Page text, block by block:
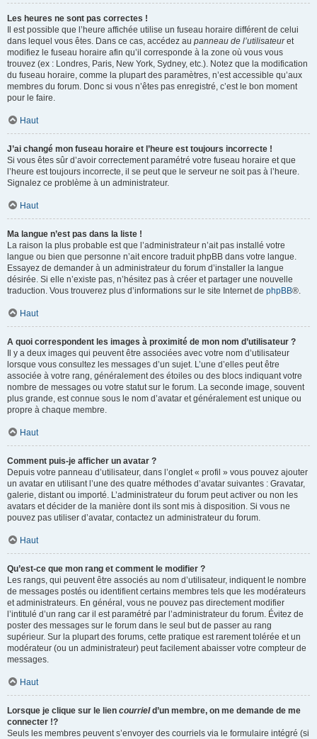
Les heures ne sont pas correctes !
Il est possible que l’heure affichée utilise un fuseau horaire différent de celui
dans lequel vous êtes. Dans ce cas, accédez au panneau de l’utilisateuret
modifiez le fuseau horaire afin qu’il corresponde à la zone où vous vous
trouvez (ex : Londres, Paris, New York, Sydney, etc.). Notez que la modification
du fuseau horaire, comme la plupart des paramètres, n’est accessible qu’aux
membres du forum. Donc si vous n’êtes pas enregistré, c’est le bon moment
pour le faire.
Haut
J’ai changé mon fuseau horaire et l’heure est toujours incorrecte !
Si vous êtes sûr d’avoir correctement paramétré votre fuseau horaire et que
l’heure est toujours incorrecte, il se peut que le serveur ne soit pas à l’heure.
Signalez ce problème à un administrateur.
Haut
Ma langue n’est pas dans la liste !
La raison la plus probable est que l’administrateur n’ait pas installé votre
langue ou bien que personne n’ait encore traduit phpBB dans votre langue.
Essayez de demander à un administrateur du forum d’installer la langue
désirée. Si elle n’existe pas, n’hésitez pas à créer et partager une nouvelle
traduction. Vous trouverez plus d’informations sur le site Internet de phpBB®.
Haut
A quoi correspondent les images à proximité de mon nom d’utilisateur ?
Il y a deux images qui peuvent être associées avec votre nom d’utilisateur
lorsque vous consultez les messages d’un sujet. L’une d’elles peut être
associée à votre rang, généralement des étoiles ou des blocs indiquant votre
nombre de messages ou votre statut sur le forum. La seconde image, souvent
plus grande, est connue sous le nom d’avatar et généralement est unique ou
propre à chaque membre.
Haut
Comment puis-je afficher un avatar ?
Depuis votre panneau d’utilisateur, dans l’onglet « profil » vous pouvez ajouter
un avatar en utilisant l’une des quatre méthodes d’avatar suivantes : Gravatar,
galerie, distant ou importé. L’administrateur du forum peut activer ou non les
avatars et décider de la manière dont ils sont mis à disposition. Si vous ne
pouvez pas utiliser d’avatar, contactez un administrateur du forum.
Haut
Qu’est-ce que mon rang et comment le modifier ?
Les rangs, qui peuvent être associés au nom d’utilisateur, indiquent le nombre
de messages postés ou identifient certains membres tels que les modérateurs
et administrateurs. En général, vous ne pouvez pas directement modifier
l’intitulé d’un rang car il est paramétré par l’administrateur du forum. Évitez de
poster des messages sur le forum dans le seul but de passer au rang
supérieur. Sur la plupart des forums, cette pratique est rarement tolérée et un
modérateur (ou un administrateur) peut facilement abaisser votre compteur de
messages.
Haut
Lorsque je clique sur le lien courrield’un membre, on me demande de me
connecter !?
Seuls les membres peuvent s’envoyer des courriels via le formulaire intégré (si